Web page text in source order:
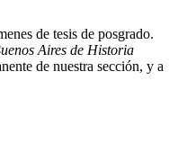
de tesis de posgrado.
Aires de Historia
de nuestra sección, y a